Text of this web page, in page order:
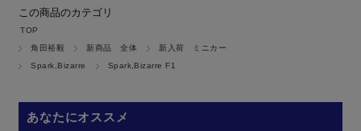
この商品のカテゴリ
TOP
角田裕毅
新商品 全体
新入荷 ミニカー
Spark,Bizarre
Spark,Bizarre F1
あなたにオススメ